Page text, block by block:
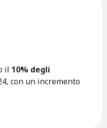
il 10% degli
con un incremento